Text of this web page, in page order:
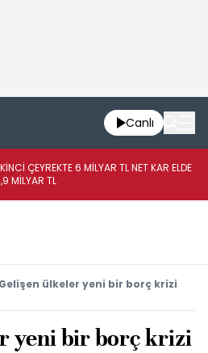
Canlı
ÇEYREKTE 6 MİLYAR TL NET KAR ELDE
MİLYAR TL
Gelişen ülkeler yeni bir borç krizi
yeni bir borç krizi